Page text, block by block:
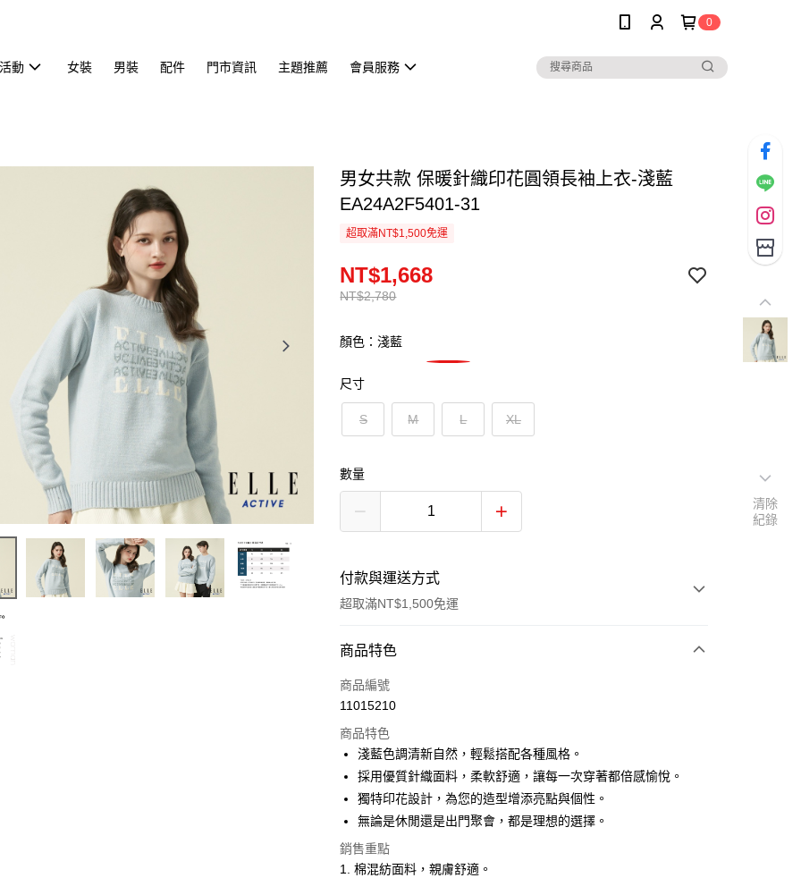
0
動 女裝 男裝 配件 門市資訊 主題推薦 會員服務
男女共款 保暖針織印花圓領長袖上衣-淺藍
EA24A2F5401-31
超取滿NT$1,500免運
NT$2,780
NT$1,668
顏色：淺藍
尺寸
S M L XL
數量
付款與運送方式
超取滿NT$1,500免運
付款方式
信用卡一次付款
LINE Pay
Apple Pay
悠遊付
ATM付款
商品特色
商品編號
11015210
商品特色
淺藍色調清新自然，輕鬆搭配各種風格。
採用優質針織面料，柔軟舒適，讓每一次穿著都倍感愉悅。
獨特印花設計，為您的造型增添亮點與個性。
無論是休閒還是出門聚會，都是理想的選擇。
銷售重點
1. 棉混紡面料，親膚舒適。
清除
紀錄